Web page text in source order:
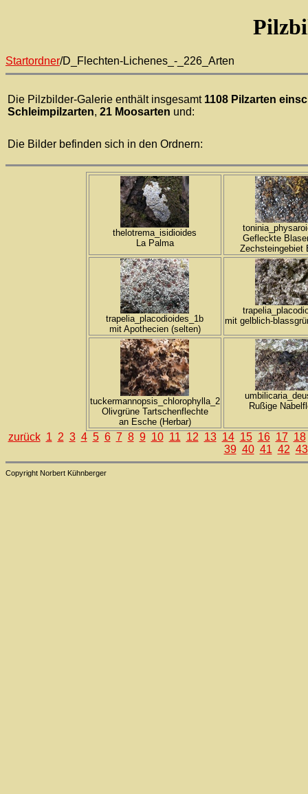
Startordner/D_Flechten-Lichenes_-_226_Arten
Die Pilzbilder-Galerie enthält insgesamt 1108 Pilzarten
Schleimpilzarten, 21 Moosarten und:
Die Bilder befinden sich in den Ordnern:
thelotrema_isidioides
La Palma
Gefleckte
Zechsteingebiet
trapelia_placodioides_1b
mit Apothecien (selten)
mit gelblich-
tuckermannopsis_chlorophylla_2
Olivgrüne Tartschenflechte
an Esche (Herbar)
Rußige
zurück 1 2 3 4 5 6 7 8 9 10 11 12 13 14 15 16 17 18
39 40 41 42 43
Copyright Norbert Kühnberger